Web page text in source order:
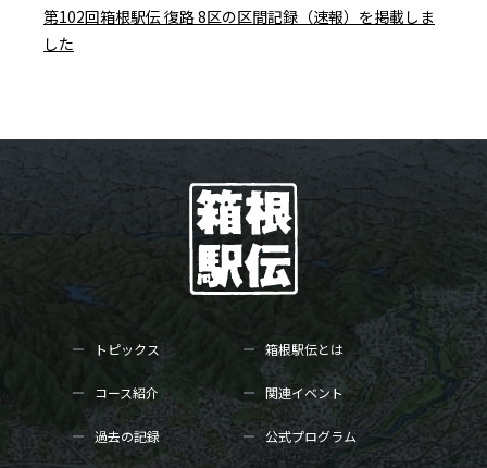
第102回箱根駅伝 復路 8区の区間記録（速報）を掲載しま
した
トピックス 箱根駅伝とは
コース紹介 関連イベント
過去の記録 公式プログラム